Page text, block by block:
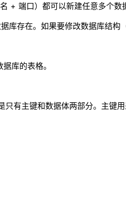
+ 端口）都可以新建任意多个数
存在。如果要修改数据库结构
库的表格。
有主键和数据体两部分。主键